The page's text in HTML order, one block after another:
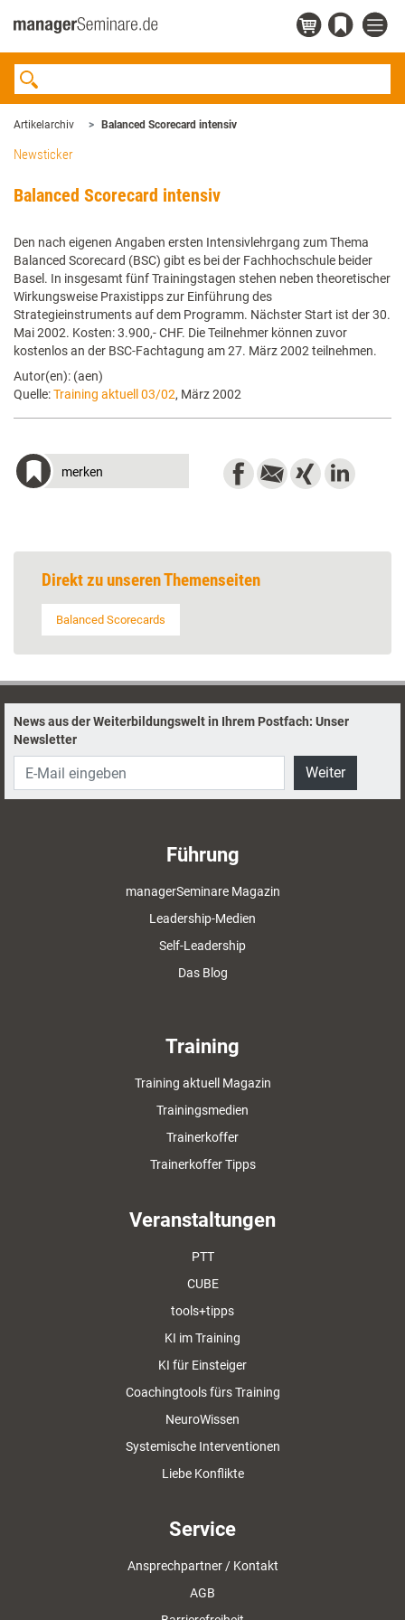
Artikelarchiv Balanced Scorecard intensiv
Newsticker
Balanced Scorecard intensiv
Den nach eigenen Angaben ersten Intensivlehrgang zum Thema
Balanced Scorecard (BSC) gibt es bei der Fachhochschule beider
Basel. In insgesamt fünf Trainingstagen stehen neben theoretischer
Wirkungsweise Praxistipps zur Einführung des
Strategieinstruments auf dem Programm. Nächster Start ist der 30.
Mai 2002. Kosten: 3.900,- CHF. Die Teilnehmer können zuvor
kostenlos an der BSC-Fachtagung am 27. März 2002 teilnehmen.
Autor(en): (aen)
Quelle:Training aktuell 03/02, März 2002
merken
Direkt zu unseren Themenseiten
Balanced Scorecards
News aus der Weiterbildungswelt in Ihrem Postfach: Unser
Newsletter
Weiter
Führung
managerSeminare Magazin
Leadership-Medien
Self-Leadership
Das Blog
Training
Training aktuell Magazin
Trainingsmedien
Trainerkoffer
Trainerkoffer Tipps
Veranstaltungen
PTT
CUBE
tools+tipps
KI im Training
KI für Einsteiger
Coachingtools fürs Training
NeuroWissen
Systemische Interventionen
Liebe Konflikte
Service
Ansprechpartner / Kontakt
AGB